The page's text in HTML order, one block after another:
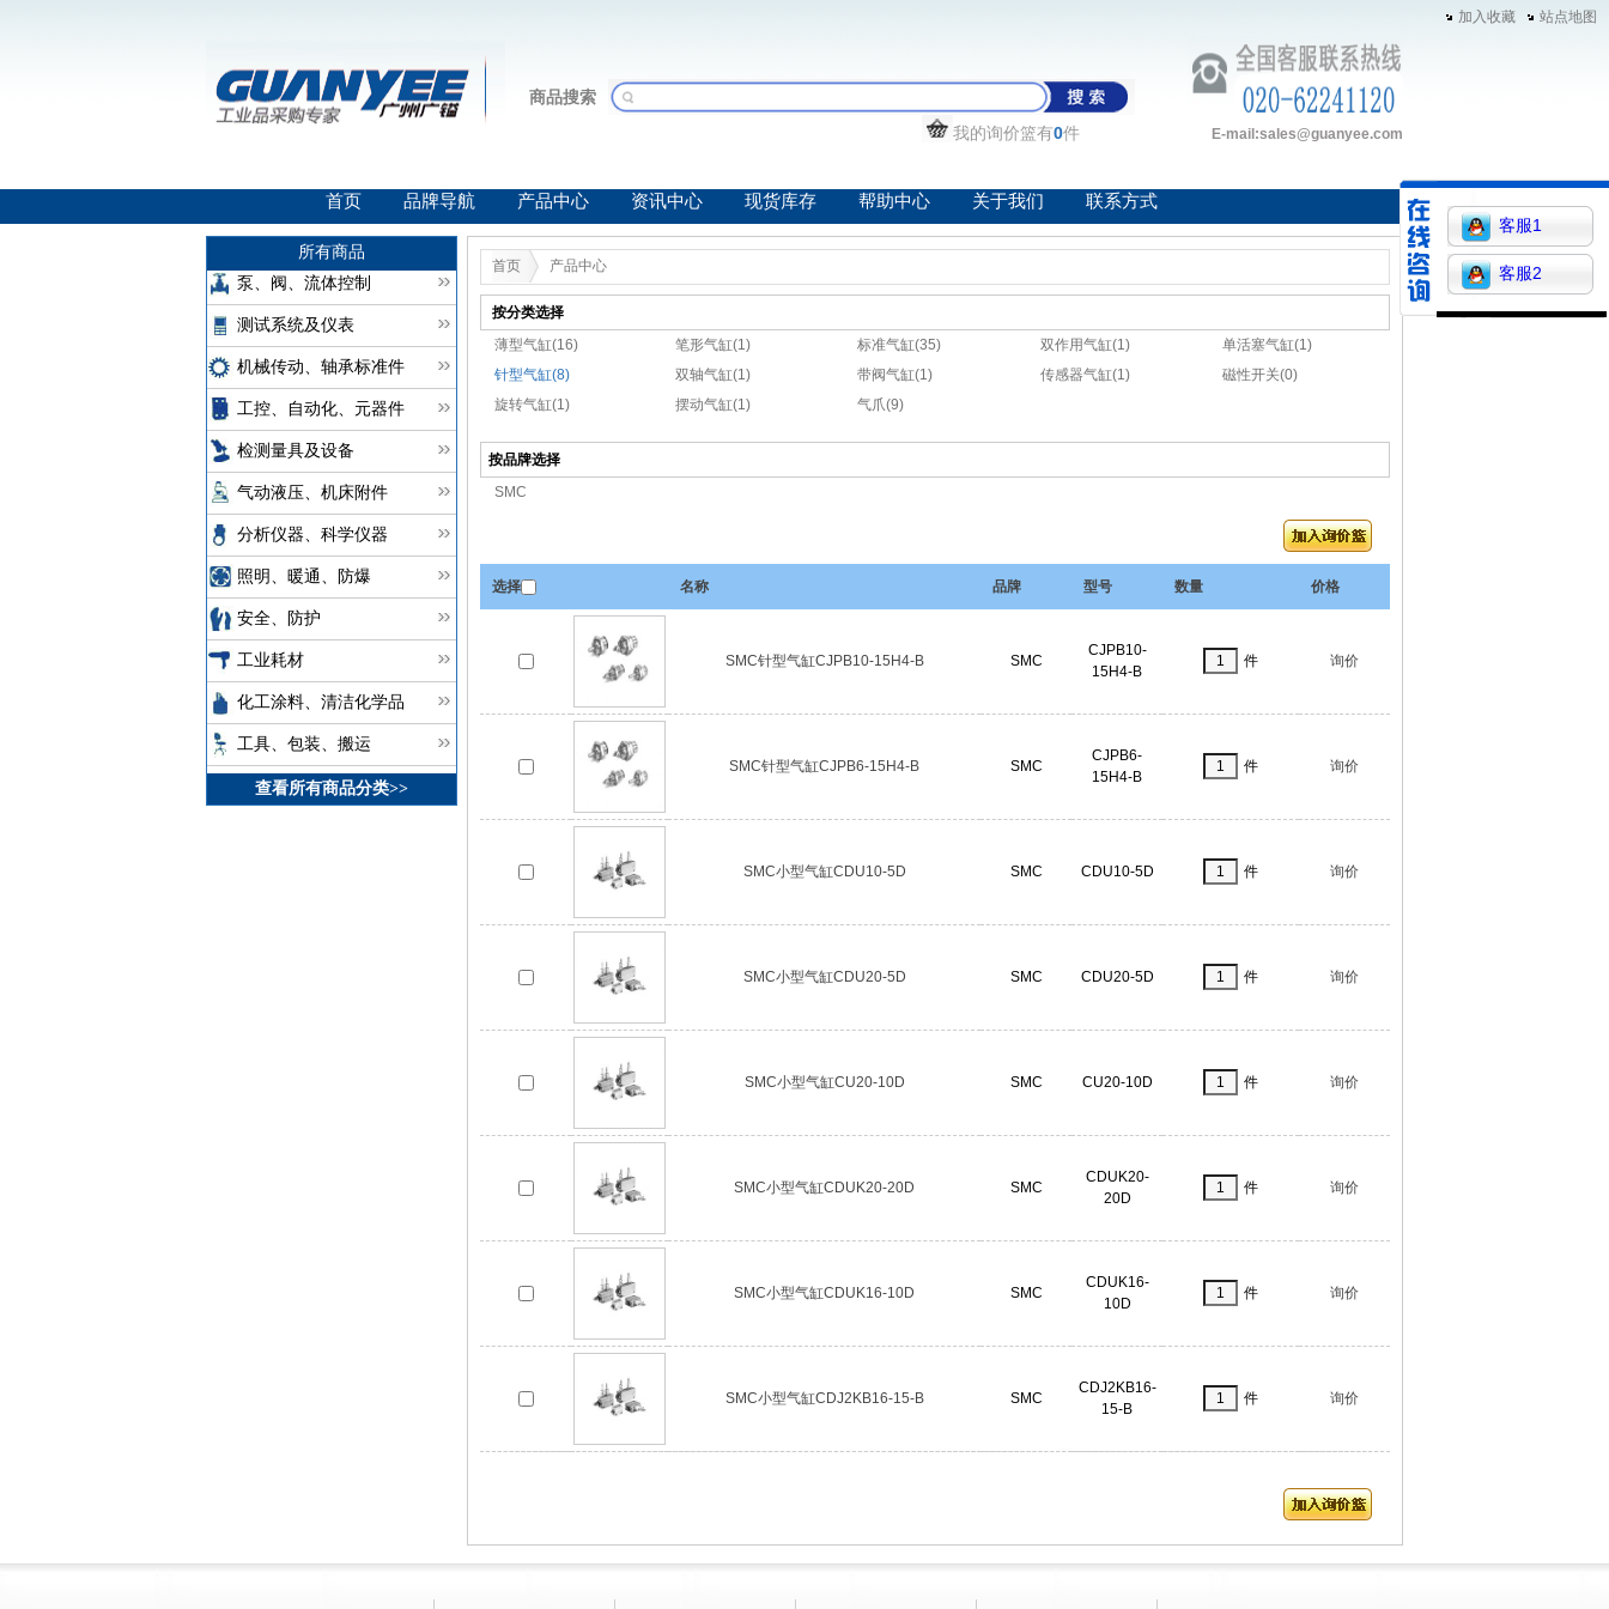
客服1
客服2
加入收藏 站点地图
商品搜索
我的询价篮有0件 E-mail:sales@guanyee.com
首页 品牌导航 产品中心 资讯中心 现货库存 帮助中心 关于我们 联系方式
所有商品
泵、阀、流体控制
测试系统及仪表
机械传动、轴承标准件
工控、自动化、元器件
检测量具及设备
气动液压、机床附件
分析仪器、科学仪器
照明、暖通、防爆
安全、防护
工业耗材
化工涂料、清洁化学品
工具、包装、搬运
查看所有商品分类>>
首页 产品中心
按分类选择
薄型气缸(16)
笔形气缸(1) 标准气缸(35) 双作用气缸(1)
单活塞气缸(1)
针型气缸(8)
双轴气缸(1) 带阀气缸(1) 传感器气缸(1)
磁性开关(0)
旋转气缸(1)
摆动气缸(1) 气爪(9)
按品牌选择
SMC
选择 名称 品牌 型号 数量 价格
SMC针型气缸CJPB10-15H4-B SMC
CJPB10-
15H4-B
件 询价
SMC针型气缸CJPB6-15H4-B SMC
CJPB6-
15H4-B
件 询价
SMC小型气缸CDU10-5D SMC CDU10-5D 件 询价
SMC小型气缸CDU20-5D SMC CDU20-5D 件 询价
SMC小型气缸CU20-10D SMC CU20-10D 件 询价
SMC小型气缸CDUK20-20D SMC
CDUK20-
20D
件 询价
SMC小型气缸CDUK16-10D SMC
CDUK16-
10D
件 询价
SMC小型气缸CDJ2KB16-15-B SMC
CDJ2KB16-
15-B
件 询价